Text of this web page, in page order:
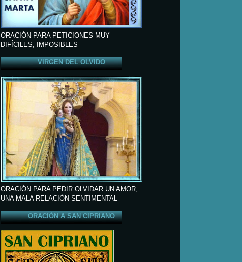
ORACIÓN PARA PETICIONES MUY
DIFÍCILES, IMPOSIBLES
VIRGEN DEL OLVIDO
ORACIÓN PARA PEDIR OLVIDAR UN AMOR,
UNA MALA RELACIÓN SENTIMENTAL
ORACIÓN A SAN CIPRIANO